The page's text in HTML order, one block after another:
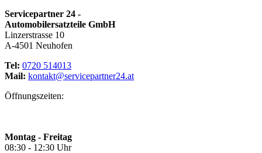
Servicepartner 24 -
Automobilersatzteile GmbH
Linzerstrasse 10
A-4501 Neuhofen
Tel: 0720 514013
Mail: kontakt@servicepartner24.at
Öffnungszeiten:
Montag - Freitag
08:30 - 12:30 Uhr